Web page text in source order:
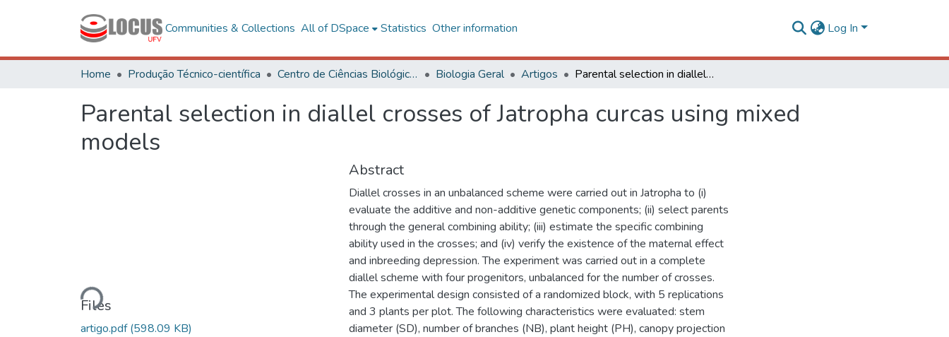
Communities & Collections All of DSpace Statistics Other information Log In
Home Produção Técnico-científica Centro de Ciências Biológicas e da Saúde Biologia Geral Artigos Parental selection in diallel crosses of Jatropha curcas using mixed models
Parental selection in diallel crosses of Jatropha curcas using mixed
models
Loading...
Files
artigo.pdf(598.09 KB)
Abstract
Diallel crosses in an unbalanced scheme were carried out in Jatropha to (i)
evaluate the additive and non-additive genetic components; (ii) select parents
through the general combining ability; (iii) estimate the specific combining
ability used in the crosses; and (iv) verify the existence of the maternal effect
and inbreeding depression. The experiment was carried out in a complete
diallel scheme with four progenitors, unbalanced for the number of crosses.
The experimental design consisted of a randomized block, with 5 replications
and 3 plants per plot. The following characteristics were evaluated: stem
diameter (SD), number of branches (NB), plant height (PH), canopy projection